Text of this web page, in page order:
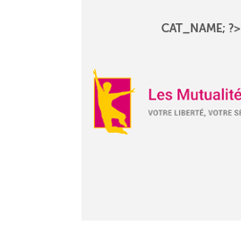
CAT_NAME; ?>